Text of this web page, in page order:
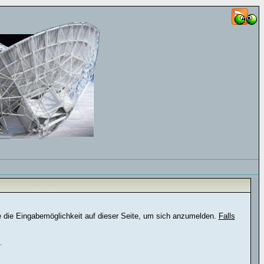
Eingabemöglichkeit auf dieser Seite, um sich anzumelden. Falls